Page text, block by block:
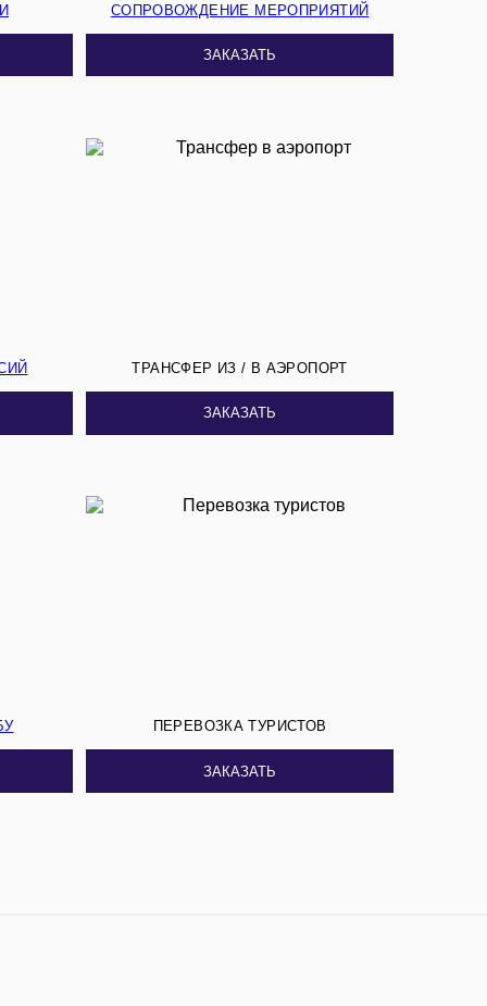
СОПРОВОЖДЕНИЕ МЕРОПРИЯТИЙ
ЗАКАЗАТЬ
ТРАНСФЕР ИЗ / В АЭРОПОРТ
ЗАКАЗАТЬ
ПЕРЕВОЗКА ТУРИСТОВ
ЗАКАЗАТЬ